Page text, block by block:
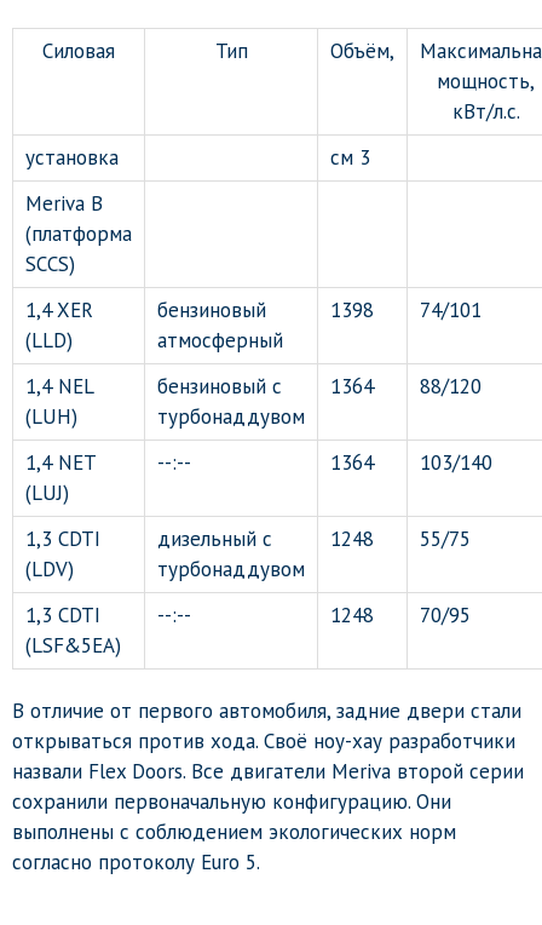
Силовая Тип Объём,
мощность,
кВт/л.с.
установка
см 3
Meriva B
(платформа
SCCS)
1,4 XER
(LLD)
бензиновый
атмосферный
1398 74/101
1,4 NEL
(LUH)
бензиновый с
турбонаддувом
1364 88/120
1,4 NET
(LUJ)
--:-- 1364 103/140
1,3 CDTI
(LDV)
дизельный с
турбонаддувом
1248 55/75
1,3 CDTI
(LSF&5EA)
--:-- 1248 70/95
В отличие от первого автомобиля, задние двери стали
открываться против хода. Своё ноу-хау разработчики
назвали Flex Doors. Все двигатели Meriva второй серии
сохранили первоначальную конфигурацию. Они
выполнены с соблюдением экологических норм
согласно протоколу Euro 5.